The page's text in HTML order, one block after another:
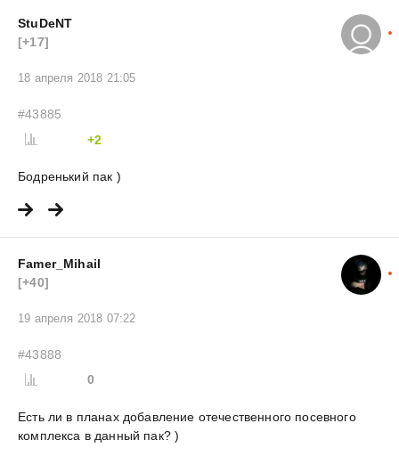
StuDeNT
[+17]
18 апреля 2018 21:05
#43885
+2
Бодренький пак )
Famer_Mihail
[+40]
19 апреля 2018 07:22
#43888
0
Есть ли в планах добавление отечественного посевного
комплекса в данный пак? )